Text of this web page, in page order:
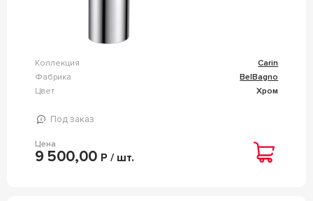
Коллекция
Carin
Фабрика
BelBagno
Цвет
Хром
Под заказ
Цена
9 500,00 Р / шт.